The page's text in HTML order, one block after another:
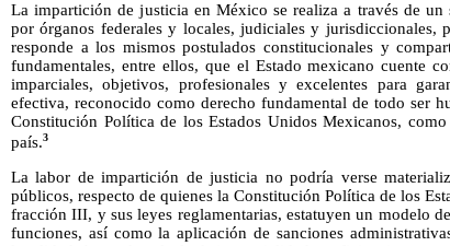
La impartición de justicia en México se realiza a través de un
por órganos federales y locales, judiciales y jurisdiccionales,
responde a los mismos postulados constitucionales y
fundamentales, entre ellos, que el Estado mexicano cuente
imparciales, objetivos, profesionales y excelentes para
efectiva, reconocido como derecho fundamental de todo ser
Constitución Política de los Estados Unidos Mexicanos,
país.3
La labor de impartición de justicia no podría verse
públicos, respecto de quienes la Constitución Política de los
fracción III, y sus leyes reglamentarias, estatuyen un modelo
funciones, así como la aplicación de sanciones